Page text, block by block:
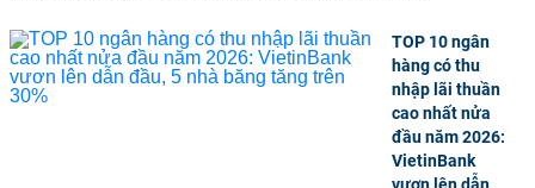
TOP 10 ngân
hàng có thu
nhập lãi thuần
cao nhất nửa
đầu năm 2026:
VietinBank